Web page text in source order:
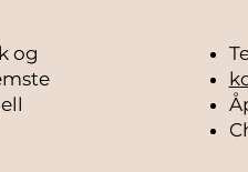
og